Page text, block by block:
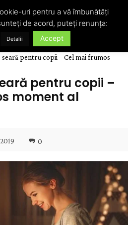
seară pentru copii – Cel mai frumos
pentru copii –
moment al
0
uri pentru a vă îmbunătăți
de acord, puteți renunța:
Detalii Accept